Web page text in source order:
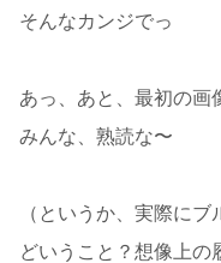
そんなカンジでっ
あっ、あと、最初の画
みんな、熟読な〜
（というか、実際に
どいうこと？想像上